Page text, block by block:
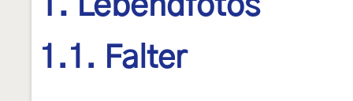
1. Lebendfotos
1.1. Falter